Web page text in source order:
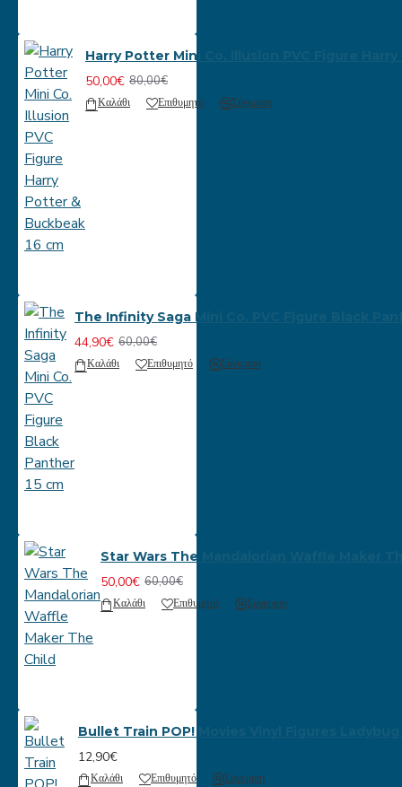
Harry Potter Mini Co. Illusion PVC Figure
50,00€ 80,00€
Καλάθι Επιθυμητό Σύγκριση
The Infinity Saga Mini Co. PVC Figure Black
44,90€ 60,00€
Καλάθι Επιθυμητό Σύγκριση
Star Wars The Mandalorian Waffle Maker
50,00€ 60,00€
Καλάθι Επιθυμητό Σύγκριση
Bullet Train POP! Movies Vinyl Figures
12,90€
Καλάθι Επιθυμητό Σύγκριση